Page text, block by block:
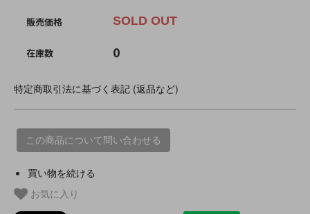
販売価格 SOLD OUT
在庫数 0
特定商取引法に基づく表記 (返品など)
この商品について問い合わせる
買い物を続ける
お気に入り